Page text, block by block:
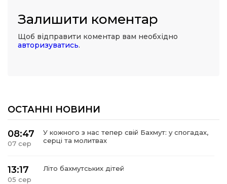
Залишити коментар
Щоб відправити коментар вам необхідно
авторизуватись.
ОСТАННІ НОВИНИ
08:47
07 сер
У кожного з нас тепер свій Бахмут: у спогадах,
серці та молитвах
13:17
05 сер
Літо бахмутських дітей